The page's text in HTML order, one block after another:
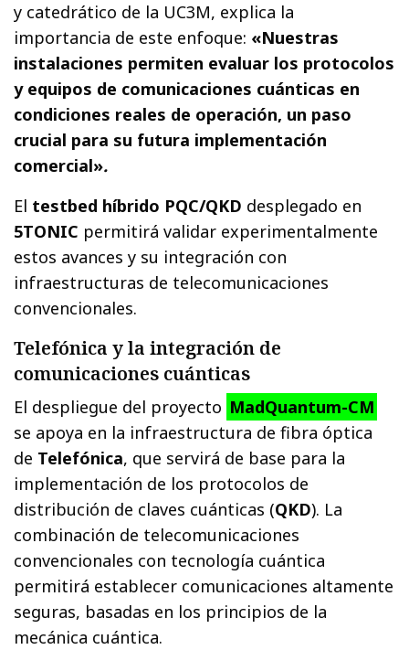
y catedrático de la UC3M, explica la
importancia de este enfoque: «Nuestras
instalaciones permiten evaluar los protocolos
y equipos de comunicaciones cuánticas en
condiciones reales de operación, un paso
crucial para su futura implementación
comercial».
El testbed híbrido PQC/QKD desplegado en
5TONIC permitirá validar experimentalmente
estos avances y su integración con
infraestructuras de telecomunicaciones
convencionales.
Telefónica y la integración de
comunicaciones cuánticas
El despliegue del proyecto MadQuantum-CM
se apoya en la infraestructura de fibra óptica
de Telefónica, que servirá de base para la
implementación de los protocolos de
distribución de claves cuánticas (QKD). La
combinación de telecomunicaciones
convencionales con tecnología cuántica
permitirá establecer comunicaciones altamente
seguras, basadas en los principios de la
mecánica cuántica.